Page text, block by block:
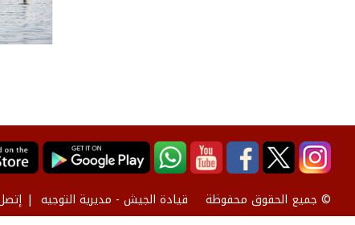
© جميع الحقوق محفوظة قيادة الجيش - مديرية التوجيه